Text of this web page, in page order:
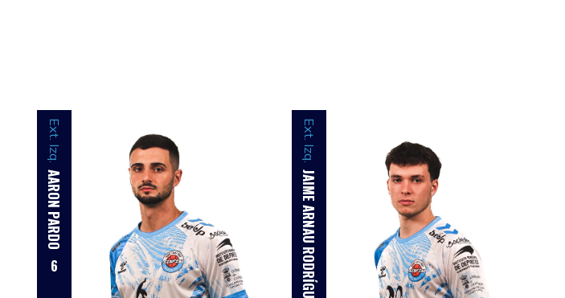
Ext. Izq.
AARON PARDO
6
Ext. Izq.
JAIME ARNAU RODRÍGUEZ